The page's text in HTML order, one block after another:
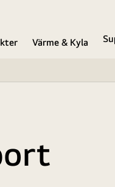
Värme & Kyla